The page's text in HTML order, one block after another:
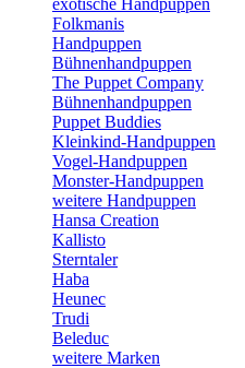
exotische Handpuppen
Folkmanis
Handpuppen
Bühnenhandpuppen
The Puppet Company
Bühnenhandpuppen
Puppet Buddies
Kleinkind-Handpuppen
Vogel-Handpuppen
Monster-Handpuppen
weitere Handpuppen
Hansa Creation
Kallisto
Sterntaler
Haba
Heunec
Trudi
Beleduc
weitere Marken